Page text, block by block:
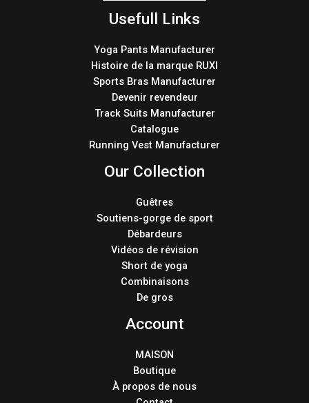
Usefull Links
Yoga Pants Manufacturer
Histoire de la marque RUXI
Sports Bras Manufacturer
Devenir revendeur
Track Suits Manufacturer
Catalogue
Running Vest Manufacturer
Our Collection
Guêtres
Soutiens-gorge de sport
Débardeurs
Vidéos de révision
Short de yoga
Combinaisons
De gros
Account
MAISON
Boutique
À propos de nous